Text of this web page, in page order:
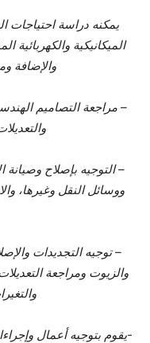
يمكنه دراسة احتياجات
الميكانيكية والكهربائية
والإضافة
– مراجعة التصاميم
– التوجيه بإصلاح وصيانة
ووسائل النقل وغيرها،
– توجيه التجديدات
والزيوت ومراجعة
-يقوم بتوجيه أعمال